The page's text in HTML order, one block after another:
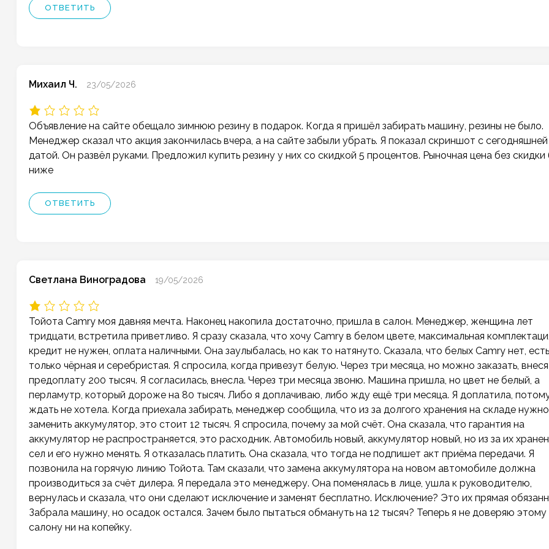
ОТВЕТИТЬ
Михаил Ч. 23/05/2026
Объявление на сайте обещало зимнюю резину в подарок. Когда я пришёл забирать машину, резины не было.
Менеджер сказал что акция закончилась вчера, а на сайте забыли убрать. Я показал скриншот с сегодняшней
датой. Он развёл руками. Предложил купить резину у них со скидкой 5 процентов. Рыночная цена без скидки
ниже
ОТВЕТИТЬ
Светлана Виноградова 19/05/2026
Тойота Camry моя давняя мечта. Наконец накопила достаточно, пришла в салон. Менеджер, женщина лет
тридцати, встретила приветливо. Я сразу сказала, что хочу Camry в белом цвете, максимальная
кредит не нужен, оплата наличными. Она заулыбалась, но как то натянуто. Сказала, что белых Camry нет, есть
только чёрная и серебристая. Я спросила, когда привезут белую. Через три месяца, но можно заказать, внеся
предоплату 200 тысяч. Я согласилась, внесла. Через три месяца звоню. Машина пришла, но цвет не белый, а
перламутр, который дороже на 80 тысяч. Либо я доплачиваю, либо жду ещё три месяца. Я доплатила,
ждать не хотела. Когда приехала забирать, менеджер сообщила, что из за долгого хранения на складе нужно
заменить аккумулятор, это стоит 12 тысяч. Я спросила, почему за мой счёт. Она сказала, что гарантия на
аккумулятор не распространяется, это расходник. Автомобиль новый, аккумулятор новый, но из за их
сел и его нужно менять. Я отказалась платить. Она сказала, что тогда не подпишет акт приёма передачи. Я
позвонила на горячую линию Тойота. Там сказали, что замена аккумулятора на новом автомобиле должна
производиться за счёт дилера. Я передала это менеджеру. Она поменялась в лице, ушла к руководителю,
вернулась и сказала, что они сделают исключение и заменят бесплатно. Исключение? Это их прямая
Забрала машину, но осадок остался. Зачем было пытаться обмануть на 12 тысяч? Теперь я не доверяю этому
салону ни на копейку.